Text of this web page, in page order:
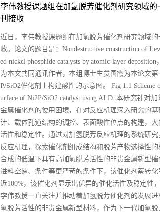
李伟教授课题组在加氢脱芳催化剂研究领域的
刊接收
近日，李伟教授课题组在加氢脱芳催化剂研究领域
收。论文的题目是：Nondestructive construction of
ed nickel phosphide catalysts by atomic-layer
为本文共同通讯作者，本组博士生贠国霞为本论文
P/SiO2催化剂上构建酸性的示意图。 Fig 1.1 Scheme
urface of Ni2P/SiO2 catalyst using ALD. 本研究针对
金属催化剂的使用困境，在对反应机理深入研究的
计、载体孔道结构的调控、表面酸性位点的构建，
活性和稳定性。通过对加氢脱芳反应机理的系统研
反应机理，探索催化剂组成结构和脱芳产物选择性
合成的低温下具有高加氢脱芳活性的非贵金属新型
进料空速、条件等更严苛的条件下，该催化剂萘转
近100%，该催化剂显示出优异的催化活性及稳定性
李伟教授一直关注并推动着加氢脱芳催化剂的发展
氢脱芳活性的非贵金属新型材料，作为下一代加氢